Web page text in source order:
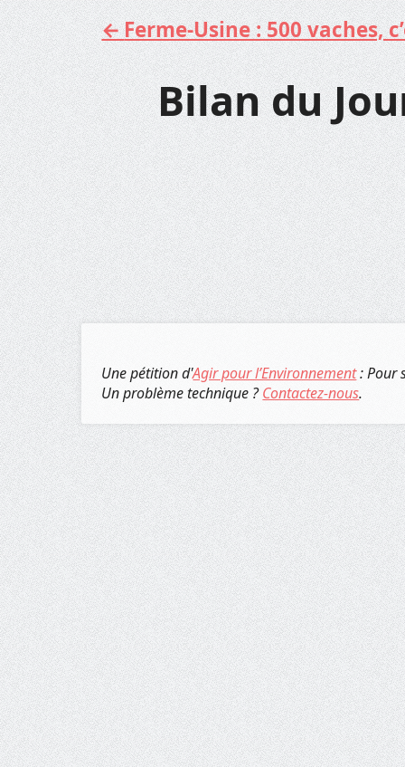
Aller
au
contenu
Ferme-Usine : 500 vaches,
Bilan du
Une pétition d'Agir pour l’Environnement: Pour
Un problème technique ?Contactez-nous.